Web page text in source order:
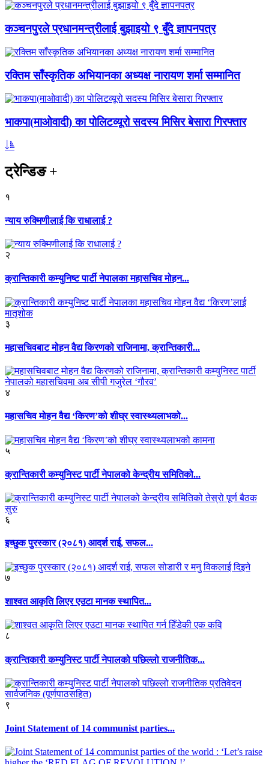
कञ्चनपुरले प्रधानमन्त्रीलाई बुझाइयो ९ बुँदे ज्ञापनपत्र
रक्तिम साँस्कृतिक अभियानका अध्यक्ष नारायण शर्मा सम्मानित
भाकपा(माओवादी) का पोलिटव्यूरो सदस्य मिसिर बेसारा गिरफ्तार
ट्रेन्डिङ+
१
न्याय रुक्मिणीलाई कि राधालाई ?
२
क्रान्तिकारी कम्युनिष्ट पार्टी नेपालका महासचिव मोहन...
३
महासचिवबाट मोहन वैद्य किरणको राजिनामा, क्रान्तिकारी...
४
महासचिव मोहन वैद्य ‘किरण’को शीघ्र स्वास्थ्यलाभको...
५
क्रान्तिकारी कम्युनिस्ट पार्टी नेपालको केन्द्रीय समितिको...
६
इच्छुक पुरस्कार (२०८१) आदर्श राई, सफल...
७
शाश्वत आकृति लिएर एउटा मानक स्थापित...
८
क्रान्तिकारी कम्युनिस्ट पार्टी नेपालको पछिल्लो राजनीतिक...
९
Joint Statement of 14 communist parties...